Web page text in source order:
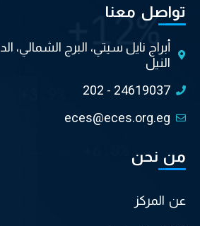
تواصل معنا
أبراج نايل سيتي، البرج الشمالي،
النيل
202 - 24619037
eces@eces.org.eg
من نحن
عن المركز